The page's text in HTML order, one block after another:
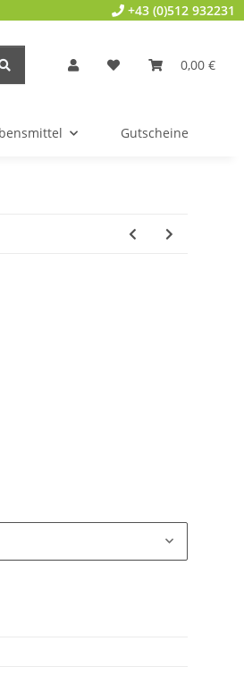
+43 (0)512 932231
0,00 €
Gutscheine